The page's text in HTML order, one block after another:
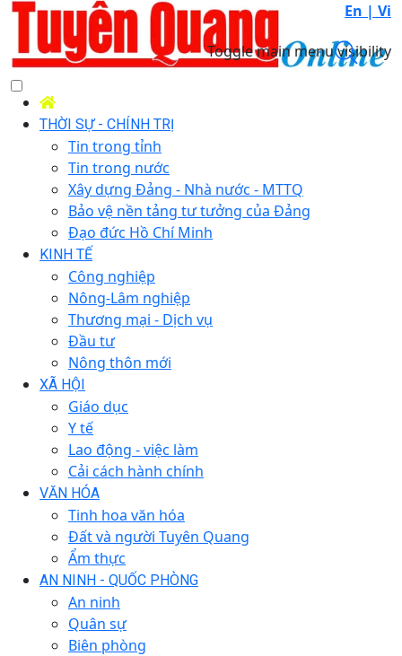
En | Vi
Toggle main menu visibility
THỜI SỰ - CHÍNH TRỊ
Tin trong tỉnh
Tin trong nước
Xây dựng Đảng - Nhà nước - MTTQ
Bảo vệ nền tảng tư tưởng của Đảng
Đạo đức Hồ Chí Minh
KINH TẾ
Công nghiệp
Nông-Lâm nghiệp
Thương mại - Dịch vụ
Đầu tư
Nông thôn mới
XÃ HỘI
Giáo dục
Y tế
Lao động - việc làm
Cải cách hành chính
VĂN HÓA
Tinh hoa văn hóa
Đất và người Tuyên Quang
Ẩm thực
AN NINH - QUỐC PHÒNG
An ninh
Quân sự
Biên phòng